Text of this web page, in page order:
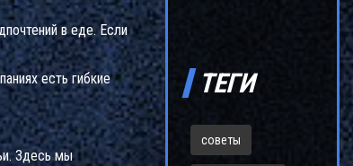
в еде. Если
есть гибкие
Здесь мы
ТЕГИ
советы